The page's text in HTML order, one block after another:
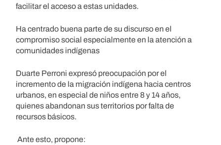
facilitar el acceso a estas unidades.
Ha centrado buena parte de su discurso en el
compromiso social especialmente en la atención a
comunidades indígenas
Duarte Perroni expresó preocupación por el
incremento de la migración indígena hacia centros
urbanos, en especial de niños entre 8 y 14 años,
quienes abandonan sus territorios por falta de
recursos básicos.
Ante esto, propone: